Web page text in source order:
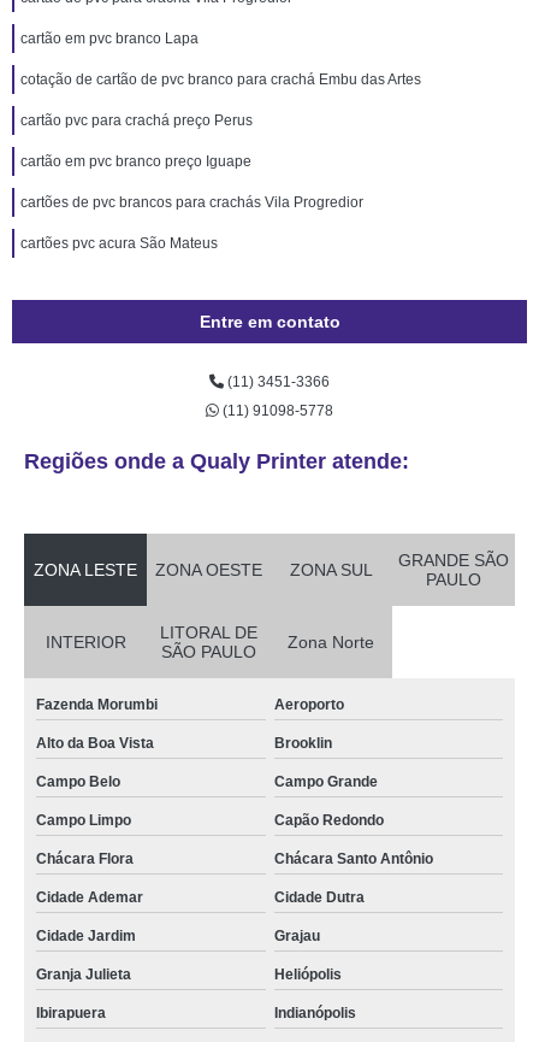
cartão em pvc branco Lapa
cotação de cartão de pvc branco para crachá Embu das Artes
cartão pvc para crachá preço Perus
cartão em pvc branco preço Iguape
cartões de pvc brancos para crachás Vila Progredior
cartões pvc acura São Mateus
Entre em contato
(11) 3451-3366
(11) 91098-5778
Regiões onde a Qualy Printer atende:
ZONA LESTE ZONA OESTE ZONA SUL
GRANDE SÃO
PAULO
INTERIOR
LITORAL DE
SÃO PAULO
Zona Norte
Fazenda Morumbi Aeroporto
Alto da Boa Vista Brooklin
Campo Belo Campo Grande
Campo Limpo Capão Redondo
Chácara Flora Chácara Santo Antônio
Cidade Ademar Cidade Dutra
Cidade Jardim Grajau
Granja Julieta Heliópolis
Ibirapuera Indianópolis